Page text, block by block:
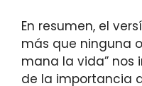
En resumen, el
más que ninguna
mana la vida” nos
de la importancia